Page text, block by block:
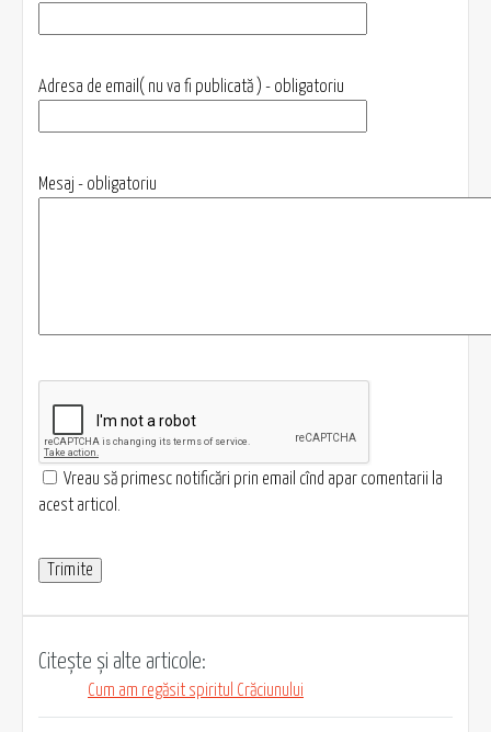
Adresa de email( nu va fi publicată ) - obligatoriu
Mesaj - obligatoriu
Vreau să primesc notificări prin email cînd apar comentarii la
acest articol.
Citește și alte articole:
Cum am regăsit spiritul Crăciunului